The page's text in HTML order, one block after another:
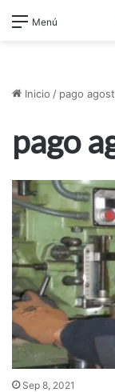
Menú
Inicio / pago
pago
Sep 8, 2021